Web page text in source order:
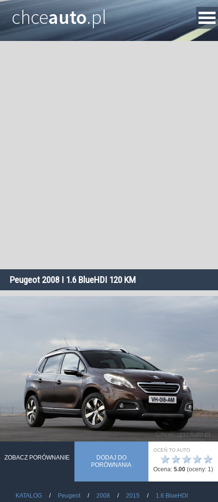
chceauto.pl
Peugeot 2008 I 1.6 BlueHDI 120 KM
ZOBACZ PORÓWNANIE
DODAJ DO
PORÓWNANIA
OCEŃ TO AUTO
★
★
★
★
★
Ocena: 5.00 (oceny: 1)
KATALOG Peugeot 2008 2015 1.6 BlueHDI